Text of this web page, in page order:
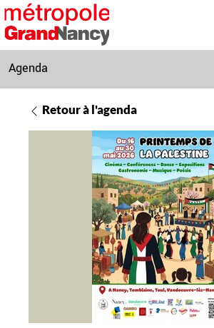
Gestion de vos préférences sur les cookies
Agenda
Retour à l'agenda